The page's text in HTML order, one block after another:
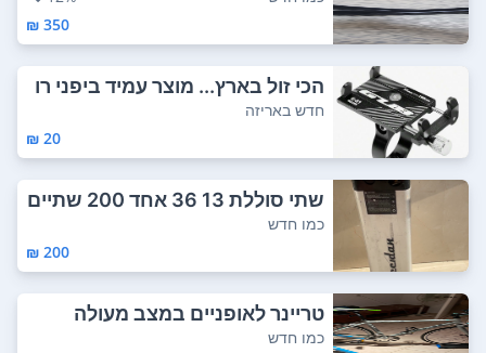
350 ₪
הכי זול בארץ... מוצר עמיד ביפני רו
חות.....
חדש באריזה
20 ₪
‏שתי סוללת 13 36 אחד 200 שתיים
350
כמו חדש
200 ₪
טריינר לאופניים במצב מעולה
כמו חדש